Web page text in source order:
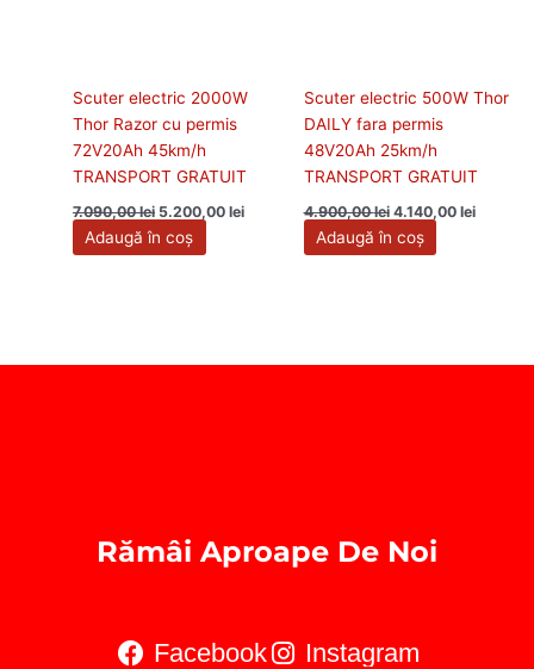
Scuter electric 2000W
Thor Razor cu permis
72V20Ah 45km/h
TRANSPORT GRATUIT
7.090,00lei 5.200,00lei
Adaugă în coș
Scuter electric 500W Thor
DAILY fara permis
48V20Ah 25km/h
TRANSPORT GRATUIT
4.900,00lei 4.140,00 lei
Adaugă în coș
Rămâi Aproape De Noi
Facebook Instagram